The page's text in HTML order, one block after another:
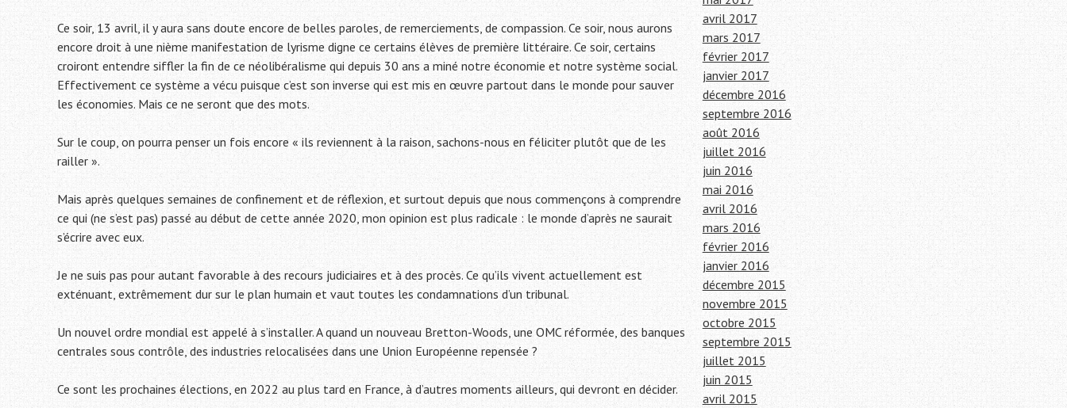
Ce soir, 13 avril, il y aura sans doute encore de belles paroles, de remerciements, de compassion. Ce soir, nous aurons
encore droit à une nième manifestation de lyrisme digne ce certains élèves de première littéraire. Ce soir, certains
croiront entendre siffler la fin de ce néolibéralisme qui depuis 30 ans a miné notre économie et notre système social.
Effectivement ce système a vécu puisque c’est son inverse qui est mis en œuvre partout dans le monde pour sauver
les économies. Mais ce ne seront que des mots.
Sur le coup, on pourra penser un fois encore « ils reviennent à la raison, sachons-nous en féliciter plutôt que de les
railler ».
Mais après quelques semaines de confinement et de réflexion, et surtout depuis que nous commençons à comprendre
ce qui (ne s’est pas) passé au début de cette année 2020, mon opinion est plus radicale : le monde d’après ne saurait
s’écrire avec eux.
Je ne suis pas pour autant favorable à des recours judiciaires et à des procès. Ce qu’ils vivent actuellement est
exténuant, extrêmement dur sur le plan humain et vaut toutes les condamnations d’un tribunal.
Un nouvel ordre mondial est appelé à s’installer. A quand un nouveau Bretton-Woods, une OMC réformée, des banques
centrales sous contrôle, des industries relocalisées dans une Union Européenne repensée ?
Ce sont les prochaines élections, en 2022 au plus tard en France, à d’autres moments ailleurs, qui devront en décider.
avril 2017
mars 2017
février 2017
janvier 2017
décembre 2016
septembre 2016
août 2016
juillet 2016
juin 2016
mai 2016
avril 2016
mars 2016
février 2016
janvier 2016
décembre 2015
novembre 2015
octobre 2015
septembre 2015
juillet 2015
juin 2015
avril 2015